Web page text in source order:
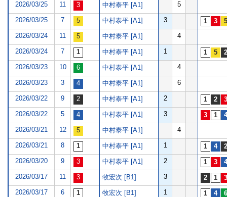
2026/03/25 11 中村泰平 [A1] 5
2026/03/25 7 中村泰平 [A1] 3
2026/03/24 11 中村泰平 [A1] 4
2026/03/24 7 中村泰平 [A1] 1
2026/03/23 10 中村泰平 [A1] 4
2026/03/23 3 中村泰平 [A1] 6
2026/03/22 9 中村泰平 [A1] 2
2026/03/22 5 中村泰平 [A1] 3
2026/03/21 12 中村泰平 [A1] 4
2026/03/21 8 中村泰平 [A1] 1
2026/03/20 9 中村泰平 [A1] 2
2026/03/17 11 牧宏次 [B1] 3
2026/03/17 6 牧宏次 [B1] 1